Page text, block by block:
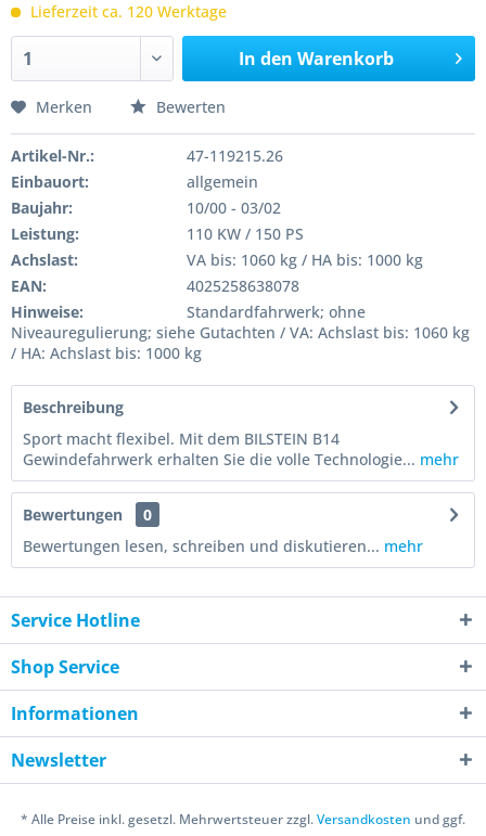
Lieferzeit ca. 120 Werktage
In den Warenkorb
Merken Bewerten
Artikel-Nr.:
47-119215.26
Einbauort:
allgemein
Baujahr:
10/00 - 03/02
Leistung:
110 KW / 150 PS
Achslast:
VA bis: 1060 kg / HA bis: 1000 kg
EAN:
4025258638078
Hinweise:
Standardfahrwerk; ohne
Niveauregulierung; siehe Gutachten / VA: Achslast bis: 1060 kg
/ HA: Achslast bis: 1000 kg
Beschreibung
Sport macht flexibel. Mit dem BILSTEIN B14
Gewindefahrwerk erhalten Sie die volle Technologie... mehr
Bewertungen
0
Bewertungen lesen, schreiben und diskutieren... mehr
Service Hotline
Shop Service
Informationen
Newsletter
* Alle Preise inkl. gesetzl. Mehrwertsteuer zzgl.Versandkosten und ggf.